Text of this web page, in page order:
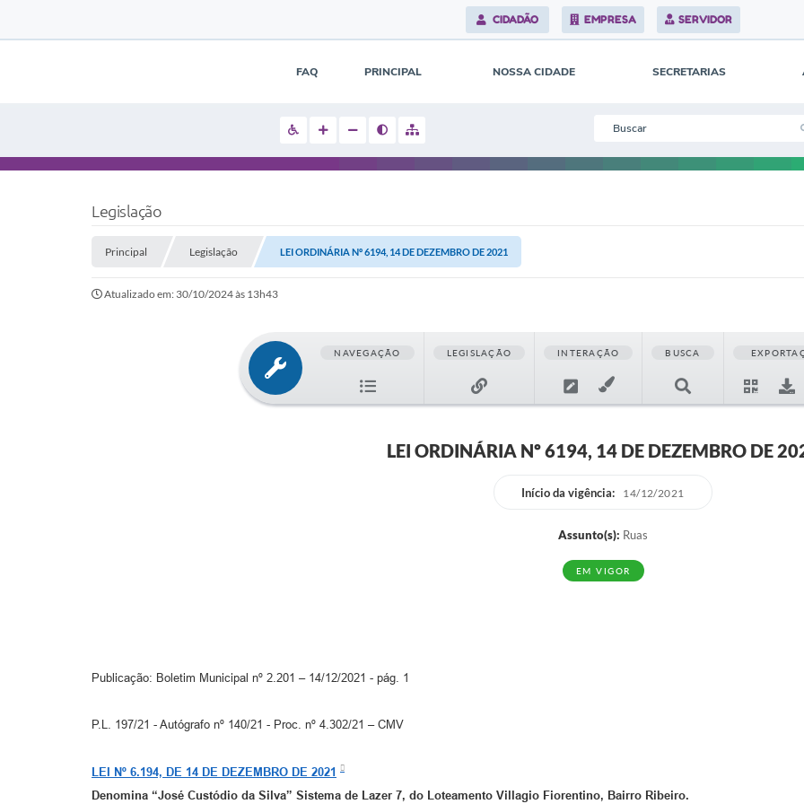
CIDADÃO EMPRESA SERVIDOR
FAQ PRINCIPAL NOSSA CIDADE SECRETARIAS
Legislação
Principal Legislação LEI ORDINÁRIA Nº 6194, 14 DE DEZEMBRO DE 2021
Atualizado em: 30/10/2024 às 13h43
NAVEGAÇÃO LEGISLAÇÃO INTERAÇÃO BUSCA
LEI ORDINÁRIA Nº 6194, 14 DE DEZEMBRO DE
Início da vigência: 14/12/2021
Assunto(s): Ruas
EM VIGOR
Publicação: Boletim Municipal nº 2.201 – 14/12/2021 - pág. 1
P.L. 197/21 - Autógrafo nº 140/21 - Proc. nº 4.302/21 – CMV
LEI Nº 6.194, DE 14 DE DEZEMBRO DE 2021
Denomina “José Custódio da Silva” Sistema de Lazer 7, do Loteamento Villagio Fiorentino, Bairro Ribeiro.